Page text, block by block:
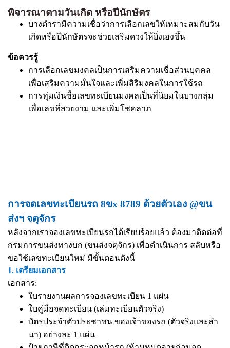
พิจารณาตามวันเกิด หรือปีนักษัตร
บางตำรามีความเชื่อว่าการเลือกเลขให้เหมาะสมกับวัน
เกิดหรือปีนักษัตรจะช่วยเสริมดวงให้ยิ่งเฮงขึ้น
ข้อควรรู้
การเลือกเลขมงคลเป็นการเสริมความเชื่อส่วนบุคคล
เพื่อเสริมความมั่นใจและเพิ่มสิริมงคลในการใช้รถ
การทุ่มเงินซื้อเลขทะเบียนมงคลเป็นที่นิยมในบางกลุ่ม
เพื่อเลขที่สวยงาม และเพิ่มโชคลาภ
การจดเลขทะเบียนรถ 8ขx 8789 ด้วยตัวเอง @ขน
ส่งฯ จตุจักร
หลังจากเราจองเลขทะเบียนรถได้เรียบร้อยแล้ว ต้องมาติดต่อที่
กรมการขนส่งทางบก (ขนส่งจตุจักร) เพื่อดำเนินการ สลับหรือ
ขอใช้เลขทะเบียนใหม่ มีขั้นตอนดังนี้
1. เตรียมเอกสาร
เอกสาร:
ใบรายงานผลการจองเลขทะเบียน 1 แผ่น
ใบคู่มือจดทะเบียน (เล่มทะเบียนตัวจริง)
บัตรประจำตัวประชาชน ของเจ้าของรถ (ตัวจริงและสำ
นา) อย่างละ 1 แผ่น